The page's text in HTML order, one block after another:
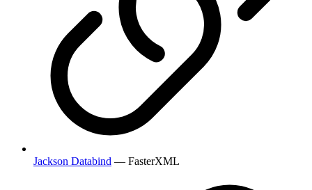
Jackson Databind — FasterXML